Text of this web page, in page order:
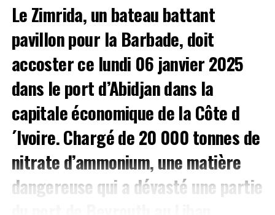
Le Zimrida, un bateau battant
pavillon pour la Barbade, doit
accoster ce lundi 06 janvier 2025
dans le port d’Abidjan dans la
capitale économique de la Côte d
´Ivoire. Chargé de 20 000 tonnes de
nitrate d’ammonium, une matière
dangereuse qui a dévasté une partie